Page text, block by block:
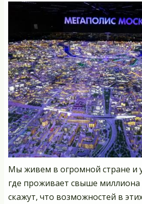
Мы живем в огромной стране и
где проживает свыше миллиона
скажут, что возможностей в